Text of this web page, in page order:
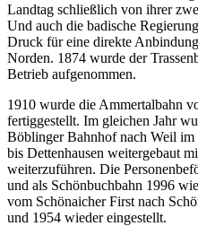
Landtag schließlich von ihrer
Und auch die badische
Druck für eine direkte
Norden. 1874 wurde der
Betrieb aufgenommen.
1910 wurde die Ammertalbahn
fertiggestellt. Im gleichen Jahr
Böblinger Bahnhof nach Weil im
bis Dettenhausen weitergebaut
weiterzuführen. Die
und als Schönbuchbahn 1996
vom Schönaicher First nach
und 1954 wieder eingestellt.